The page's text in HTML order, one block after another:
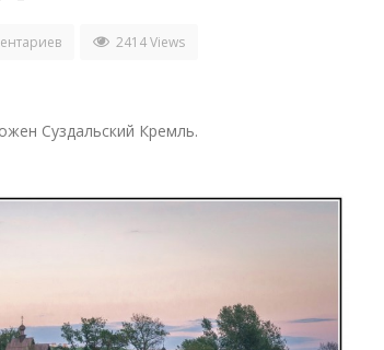
2414 Views
Суздальский Кремль.